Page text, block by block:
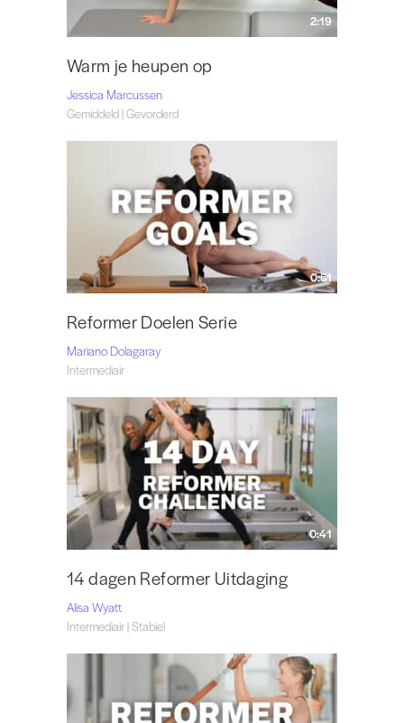
2:19
Warm je heupen op
Jessica Marcussen
Gemiddeld | Gevorderd
0:51
Reformer Doelen Serie
Mariano Dolagaray
Intermediair
0:41
14 dagen Reformer Uitdaging
Alisa Wyatt
Intermediair | Stabiel